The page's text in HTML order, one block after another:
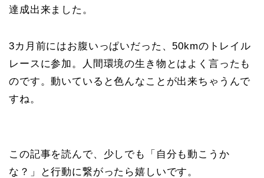
達成出来ました。
3カ月前にはお腹いっぱいだった、50kmのトレイル
レースに参加。人間環境の生き物とはよく言ったも
のです。動いていると色んなことが出来ちゃうんで
すね。
この記事を読んで、少しでも「自分も動こうか
な？」と行動に繋がったら嬉しいです。